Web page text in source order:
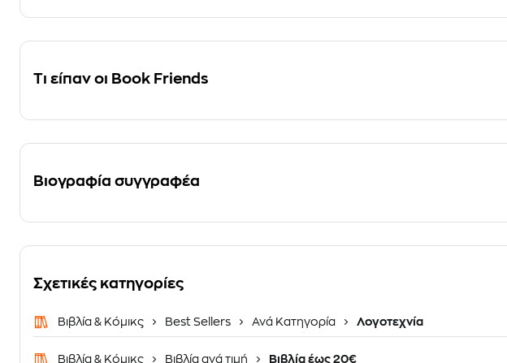
Τι είπαν οι Book Friends
Βιογραφία συγγραφέα
Σχετικές κατηγορίες
Βιβλία & Κόμικς Best Sellers Ανά Κατηγορία Λογοτεχνία
Βιβλία & Κόμικς Βιβλία ανά τιμή Βιβλία έως 20€